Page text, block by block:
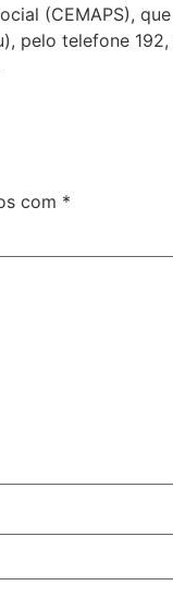
(CEMAPS),
pelo telefone
com *